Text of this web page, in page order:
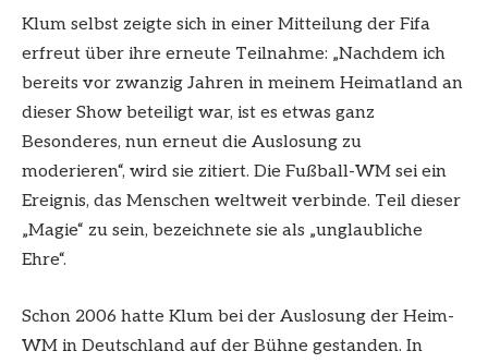
Klum selbst zeigte sich in einer Mitteilung der Fifa
erfreut über ihre erneute Teilnahme: „Nachdem ich
bereits vor zwanzig Jahren in meinem Heimatland an
dieser Show beteiligt war, ist es etwas ganz
Besonderes, nun erneut die Auslosung zu
moderieren“, wird sie zitiert. Die Fußball-WM sei ein
Ereignis, das Menschen weltweit verbinde. Teil dieser
„Magie“ zu sein, bezeichnete sie als „unglaubliche
Ehre“.
Schon 2006 hatte Klum bei der Auslosung der Heim-
WM in Deutschland auf der Bühne gestanden. In